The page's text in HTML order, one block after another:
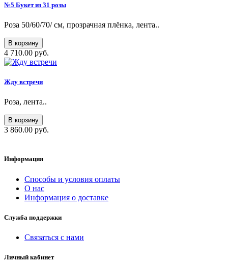
№5 Букет из 31 розы
Роза 50/60/70/ см, прозрачная плёнка, лента..
В корзину
4 710.00 руб.
Жду встречи
Роза, лента..
В корзину
3 860.00 руб.
Информация
Способы и условия оплаты
О нас
Информация о доставке
Служба поддержки
Связаться с нами
Личный кабинет